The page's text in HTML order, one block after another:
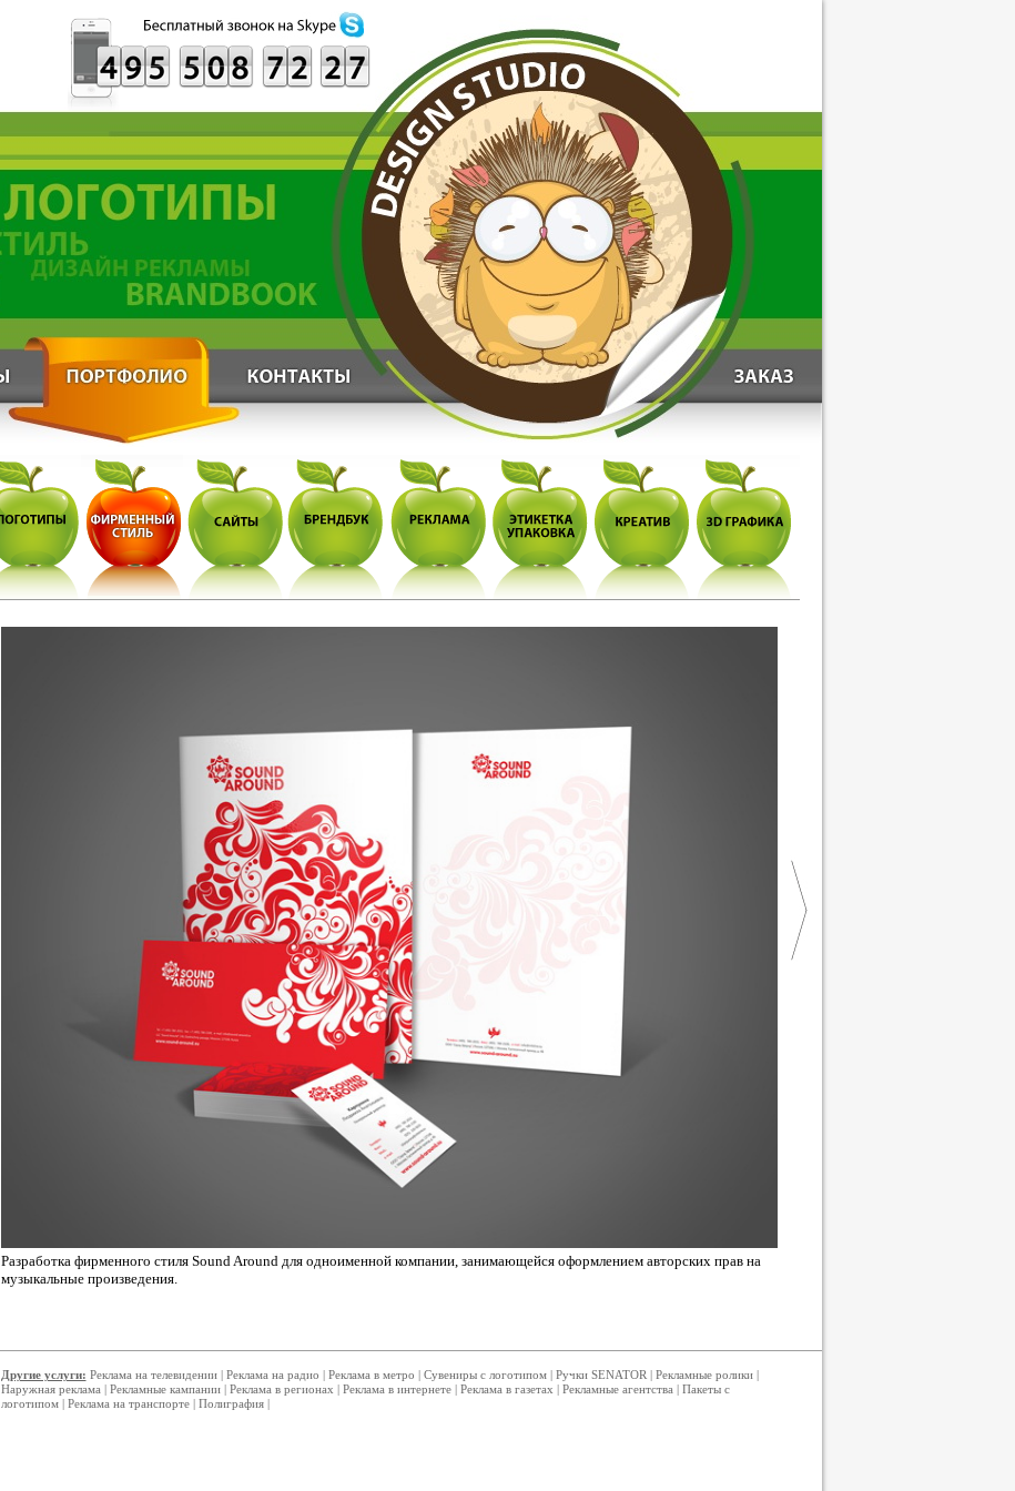
Разработка фирменного стиля Sound Around для одноименной компании, занимающейся оформлением авторских прав на
музыкальные произведения.
Другие услуги: Реклама на телевидении| Реклама на радио | Реклама в метро | Сувениры с логотипом| Ручки SENATOR | Рекламные ролики|
Наружная реклама | Рекламные кампании| Реклама в регионах | Реклама в интернете| Реклама в газетах | Рекламные агентства | Пакеты с
логотипом| Реклама на транспорте| Полиграфия|